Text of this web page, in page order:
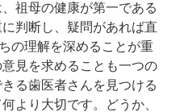
祖母の健康が第一である
判断し、疑問があれば直
の理解を深めることが重
見を求めることも一つの
る歯医者さんを見つける
より大切です。どうか、